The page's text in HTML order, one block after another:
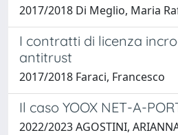
2017/2018 Di Meglio, Maria
I contratti di licenza
antitrust
2017/2018 Faraci, Francesco
Il caso YOOX NET-A-
2022/2023 AGOSTINI,